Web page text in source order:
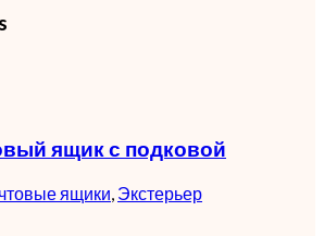
ящик с подковой
ящики, Экстерьер